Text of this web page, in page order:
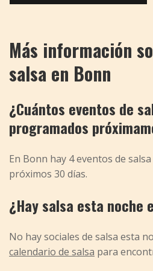
Más información
salsa en Bonn
¿Cuántos eventos de
programados
En Bonn hay 4 eventos de
próximos 30 días.
¿Hay salsa esta noche
No hay sociales de salsa esta
calendario de salsa para